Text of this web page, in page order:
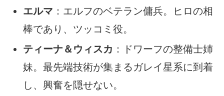
エルマ ：エルフのベテラン傭兵。ヒロの相
棒であり、ツッコミ役。
ティーナ＆ウィスカ ：ドワーフの整備士姉
妹。最先端技術が集まるガレイ星系に到着
し、興奮を隠せない。